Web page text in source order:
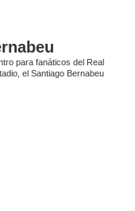
para fanáticos del Real
el Santiago Bernabeu